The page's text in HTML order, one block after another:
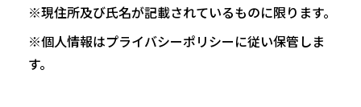
※現住所及び氏名が記載されているものに限ります。
※個人情報はプライバシーポリシーに従い保管しま
す。